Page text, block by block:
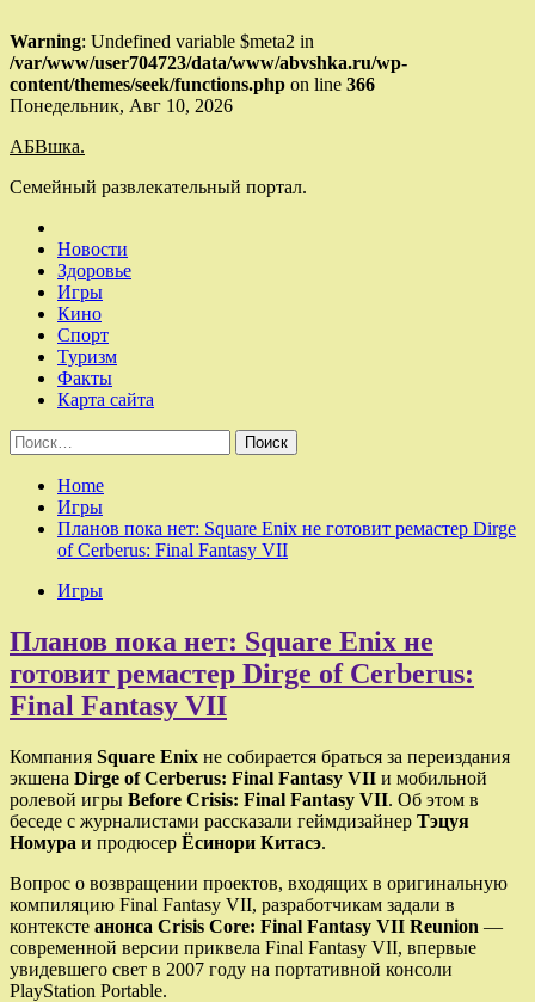
Warning: Undefined variable $meta2 in
/var/www/user704723/data/www/abvshka.ru/wp-
content/themes/seek/functions.php on line 366
Skip
content
Понедельник, Авг 10, 2026
АБВшка.
Семейный развлекательный портал.
Новости
Здоровье
Игры
Кино
Спорт
Туризм
Факты
Карта сайта
Найти:
Home
Игры
Планов пока нет: Square Enix не готовит ремастер Dirge
of Cerberus: Final Fantasy VII
Игры
Планов пока нет: Square Enix не
готовит ремастер Dirge of Cerberus:
Final Fantasy VII
Компания Square Enix не собирается браться за переиздания
экшена Dirge of Cerberus: Final Fantasy VII и мобильной
ролевой игры Before Crisis: Final Fantasy VII. Об этом в
беседе с журналистами рассказали геймдизайнер Тэцуя
Номура и продюсер Ёсинори Китасэ.
Вопрос о возвращении проектов, входящих в оригинальную
компиляцию Final Fantasy VII, разработчикам задали в
контексте анонса Crisis Core: Final Fantasy VII Reunion —
современной версии приквела Final Fantasy VII, впервые
увидевшего свет в 2007 году на портативной консоли
PlayStation Portable.